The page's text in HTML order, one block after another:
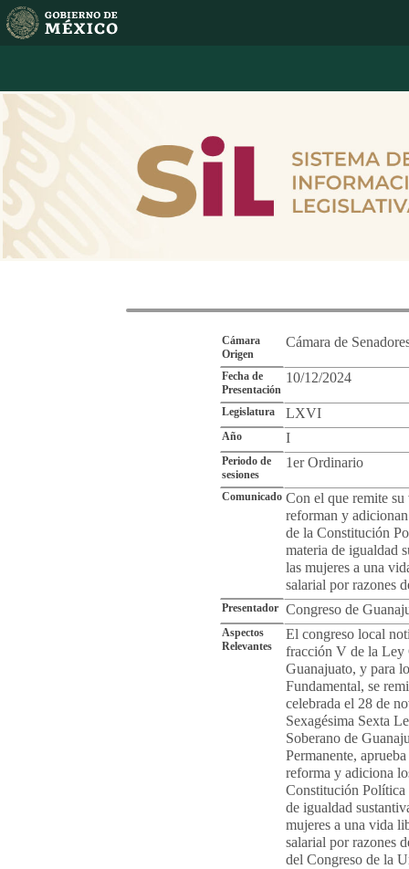
Cámara
Origen
Cámara de
Fecha de
Presentación
10/12/2024
Legislatura LXVI
Año I
Periodo de
sesiones
1er Ordinario
Comunicado Con el que remite
reforman y
de la Constitución
materia de igualdad
las mujeres a una
salarial por razones
Presentador Congreso de
Aspectos
Relevantes
El congreso local
fracción V de la Ley
Guanajuato, y para
Fundamental, se
celebrada el 28 de
Sexagésima Sexta
Soberano de
Permanente,
reforma y adiciona
Constitución Política
de igualdad
mujeres a una vida
salarial por razones
del Congreso de la